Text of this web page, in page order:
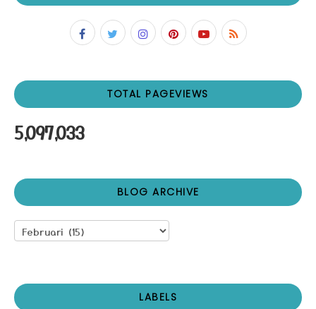
TOTAL PAGEVIEWS
5,097,033
BLOG ARCHIVE
LABELS